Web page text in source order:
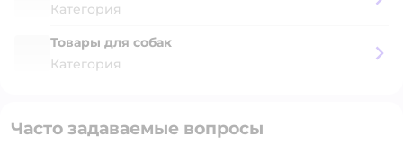
Категория
Товары для собак
Категория
Часто задаваемые вопросы